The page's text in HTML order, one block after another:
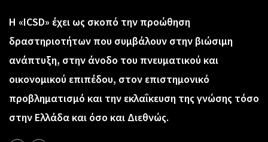
Η «ICSD» έχει ως σκοπό την προώθηση
δραστηριοτήτων που συμβάλουν στην βιώσιμη
ανάπτυξη, στην άνοδο του πνευματικού και
οικονομικού επιπέδου, στον επιστημονικό
προβληματισμό και την εκλαΐκευση της γνώσης τόσο
στην Ελλάδα και όσο και Διεθνώς.